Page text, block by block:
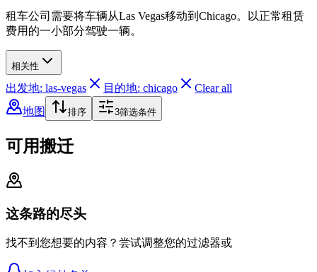
租车公司需要将车辆从Las Vegas移动到Chicago。以正常租赁
费用的一小部分驾驶一辆。
相关性
出发地: las-vegas 目的地: chicago
Clear all
地图
排序 3筛选条件
可用搬迁
这条路的尽头
找不到您想要的内容？尝试调整您的过滤器或